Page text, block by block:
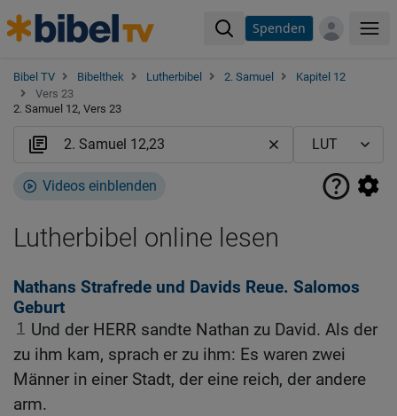
Spenden
Bibel TV Bibelthek Lutherbibel 2. Samuel
Kapitel 12
Vers 23
2. Samuel 12, Vers 23
Videos einblenden
Lutherbibel online lesen
Nathans Strafrede und Davids Reue. Salomos
Geburt
1
Und der HERR sandte Nathan zu David. Als der
zu ihm kam, sprach er zu ihm: Es waren zwei
Männer in einer Stadt, der eine reich, der andere
arm.